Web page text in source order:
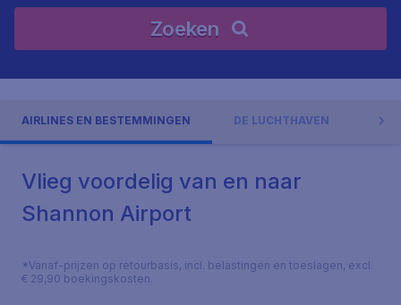
Zoeken
AIRLINES EN BESTEMMINGEN DE LUCHTHAVEN
Vlieg voordelig van en naar
Shannon Airport
*Vanaf-prijzen op retourbasis, incl. belastingen en toeslagen, excl.
€ 29,90 boekingskosten.